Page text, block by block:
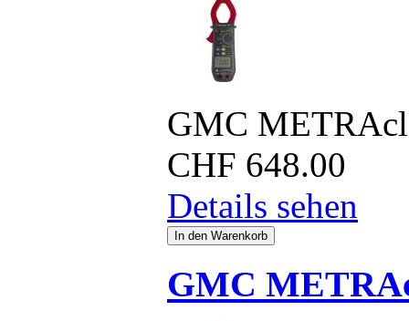
GMC
CHF 648.00
Details sehen
GMC